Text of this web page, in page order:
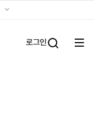
공식
로그인
전체